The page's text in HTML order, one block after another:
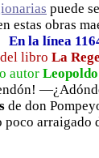
puede
estas obras
En la línea
del libro La
autor
de don
poco arraigado